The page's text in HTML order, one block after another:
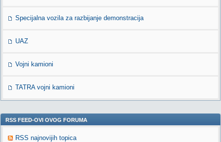
Specijalna vozila za razbijanje demonstracija
UAZ
Vojni kamioni
TATRA vojni kamioni
RSS FEED-OVI OVOG FORUMA
RSS najnovijih topica